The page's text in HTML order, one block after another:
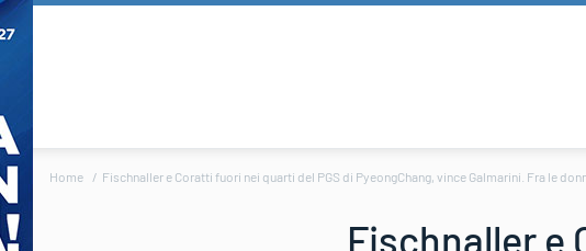
Home Fischnaller e Coratti fuori nei quarti del PGS di PyeongChang, vince Galmarini. Fra le
Fischnaller e